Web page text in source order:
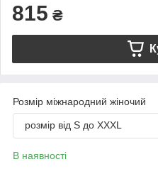
815 ₴
Розмір міжнародний жіночий
розмір від S до XXXL
В наявності